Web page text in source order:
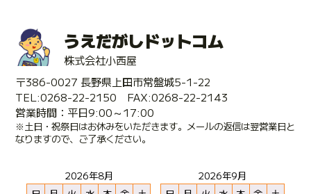
うえだがしドットコム
株式会社小西屋
〒386-0027 長野県上田市常盤城5-1-22
TEL:0268-22-2150 FAX:0268-22-2143
営業時間：平日9:00～17:00
※土日・祝祭日はお休みをいただきます。メールの返信は翌営業日と
なりますので、ご了承ください。
2026年8月
2026年9月